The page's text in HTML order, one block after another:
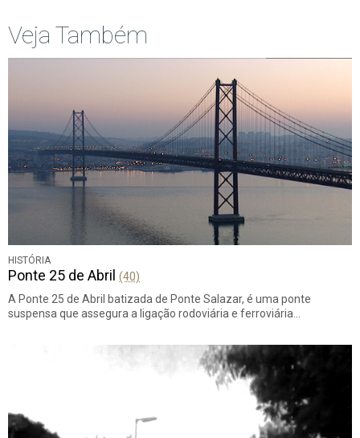
Veja Também
HISTÓRIA
Ponte 25 de Abril (40)
A Ponte 25 de Abril batizada de Ponte Salazar, é uma ponte
suspensa que assegura a ligação rodoviária e ferroviária…